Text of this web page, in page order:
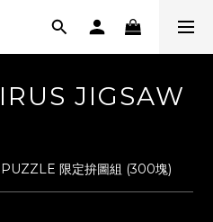
JIGSAW
限定拚圖組 (300塊)